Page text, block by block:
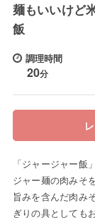
麺もいいけど
飯
調理時間
20分
「ジャージャー
ジャー麺の肉みそ
旨みを含んだ肉み
ぎりの具としても